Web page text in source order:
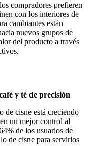
compradores prefieren
con los interiores de
cambiantes están
nuevos grupos de
del producto a través
y té de precisión
de cisne está creciendo
un mejor control al
de los usuarios de
de cisne para servirlos